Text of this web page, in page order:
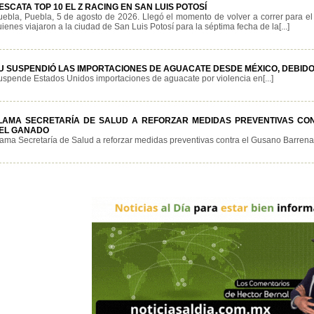
TOP 10 EL Z RACING EN SAN LUIS POTOSÍ
Puebla, 5 de agosto de 2026. Llegó el momento de volver a correr para
viajaron a la ciudad de San Luis Potosí para la séptima fecha de la[...]
SUSPENDIÓ LAS IMPORTACIONES DE AGUACATE DESDE MÉXICO,
Estados Unidos importaciones de aguacate por violencia en[...]
SECRETARÍA DE SALUD A REFORZAR MEDIDAS PREVENTIVAS
GANADO
Secretaría de Salud a reforzar medidas preventivas contra el Gusano